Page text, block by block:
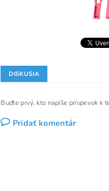
DISKUSIA
Buďte prvý, kto napíše príspevok k
Pridať komentár